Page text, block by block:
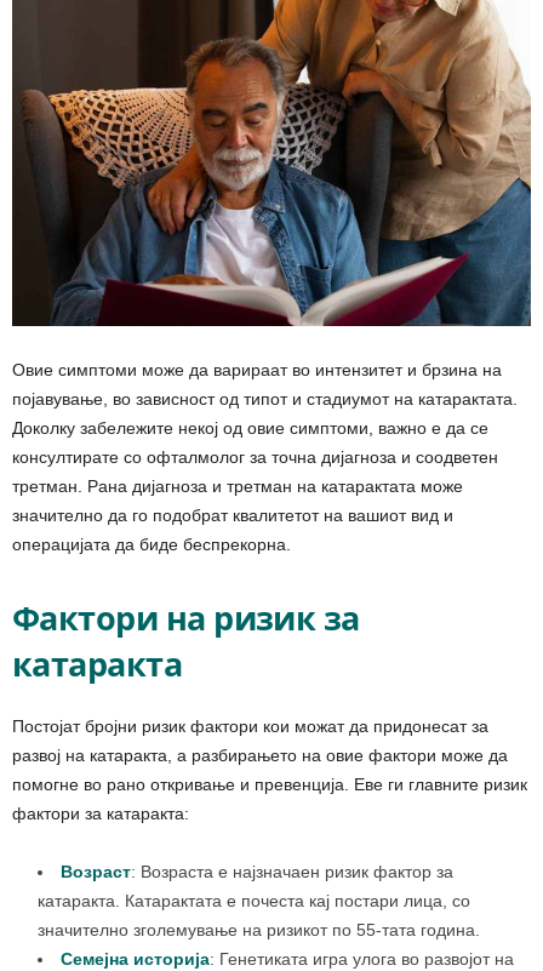
Овие симптоми може да варираат во интензитет и брзина на
појавување, во зависност од типот и стадиумот на катарактата.
Доколку забележите некој од овие симптоми, важно е да се
консултирате со офталмолог за точна дијагноза и соодветен
третман. Рана дијагноза и третман на катарактата може
значително да го подобрат квалитетот на вашиот вид и
операцијата да биде беспрекорна.
Фактори на ризик за
катаракта
Постојат бројни ризик фактори кои можат да придонесат за
развој на катаракта, а разбирањето на овие фактори може да
помогне во рано откривање и превенција. Еве ги главните ризик
фактори за катаракта:
Возраст: Возраста е најзначаен ризик фактор за
катаракта. Катарактата е почеста кај постари лица, со
значително зголемување на ризикот по 55-тата година.
Семејна историја: Генетиката игра улога во развојот на